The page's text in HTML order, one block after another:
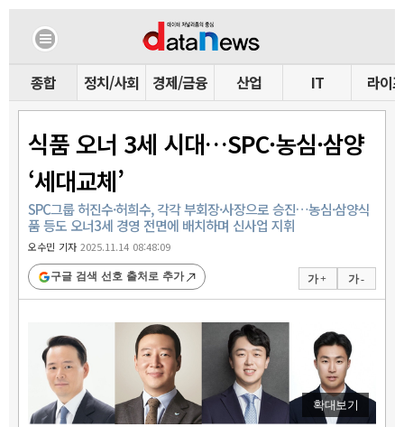
종합 정치/사회 경제/금융 산업 IT 라이프
식품 오너 3세 시대…SPC·농심·삼양
‘세대교체’
SPC그룹 허진수·허희수, 각각 부회장·사장으로 승진…농심·삼양식
품 등도 오너3세 경영 전면에 배치하며 신사업 지휘
오수민 기자2025.11.14 08:48:09
가 + 가 -
구글 검색 선호 출처로 추가
확대보기